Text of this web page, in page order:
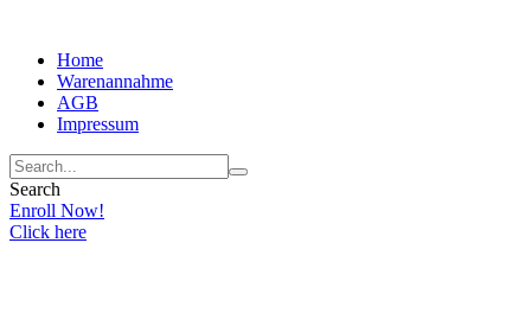
Home
Warenannahme
AGB
Impressum
Search
Enroll Now!
Click here